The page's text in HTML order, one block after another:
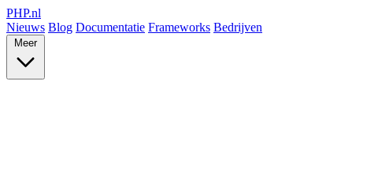
PHP.nl
Nieuws Blog Documentatie Frameworks Bedrijven
Meer